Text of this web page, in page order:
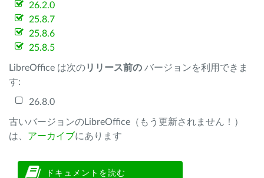
26.2.0
25.8.7
25.8.6
25.8.5
LibreOffice は次のリリース前の バージョンを利用できま
す:
26.8.0
古いバージョンのLibreOffice（もう更新されません！）
は、 アーカイブにあります
ドキュメントを読む